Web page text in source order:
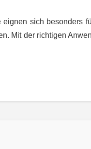
sich besonders
Mit der richtigen